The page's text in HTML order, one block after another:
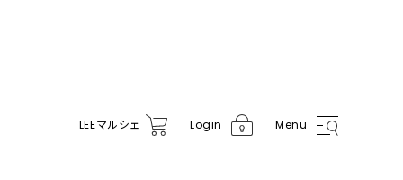
LEEマルシェ Login Menu